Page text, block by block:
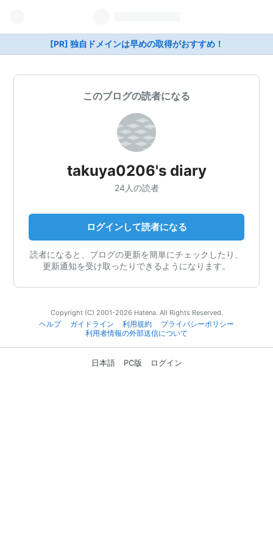
[PR] 独自ドメインは早めの取得がおすすめ！
このブログの読者になる
takuya0206's diary
24人の読者
ログインして読者になる
読者になると、ブログの更新を簡単にチェックしたり、
更新通知を受け取ったりできるようになります。
Copyright (C) 2001-2026 Hatena. All Rights Reserved.
ヘルプ
ガイドライン 利用規約
プライバシーポリシー
利用者情報の外部送信について
日本語 PC版 ログイン